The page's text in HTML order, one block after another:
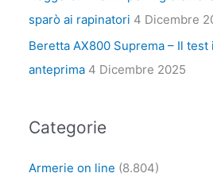
sparò ai rapinatori 4 Dicembre
Beretta AX800 Suprema – Il test
anteprima 4 Dicembre 2025
Categorie
Armerie on line (8.804)